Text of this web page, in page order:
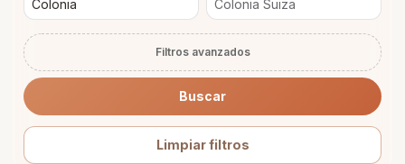
Filtros avanzados
Buscar
Limpiar filtros